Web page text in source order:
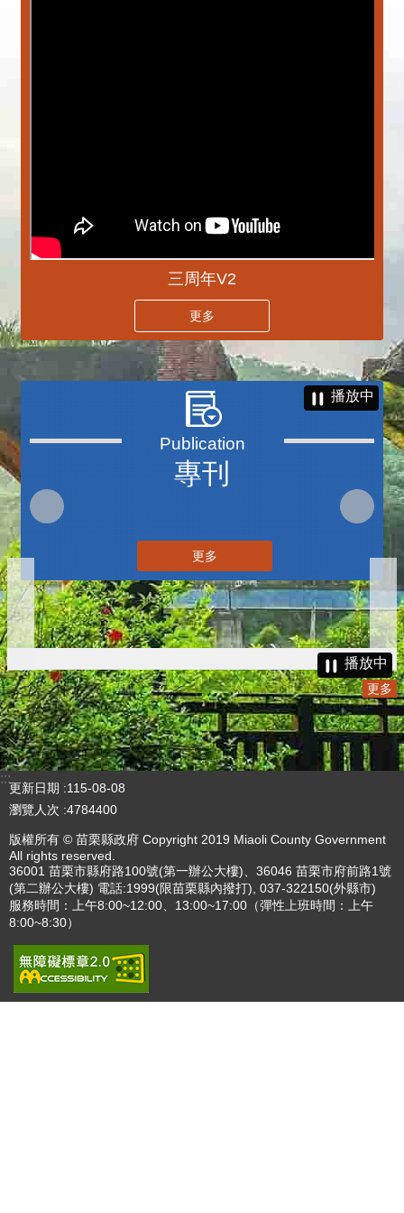
三周年V2
更多
專刊
播放中
更多
播放中
更多
:::
更新日期
115-08-08
瀏覽人次 4784400
版權所有 © 苗栗縣政府 Copyright 2019 Miaoli County Government
All rights reserved.
36001 苗栗市縣府路100號(第一辦公大樓)、36046 苗栗市府前路1號
(第二辦公大樓) 電話:1999(限苗栗縣內撥打), 037-322150(外縣市)
服務時間：上午8:00~12:00、13:00~17:00（彈性上班時間：上午
8:00~8:30）